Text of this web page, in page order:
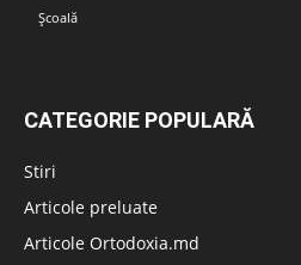
Școală
CATEGORIE POPULARĂ
Stiri
Articole preluate
Articole Ortodoxia.md